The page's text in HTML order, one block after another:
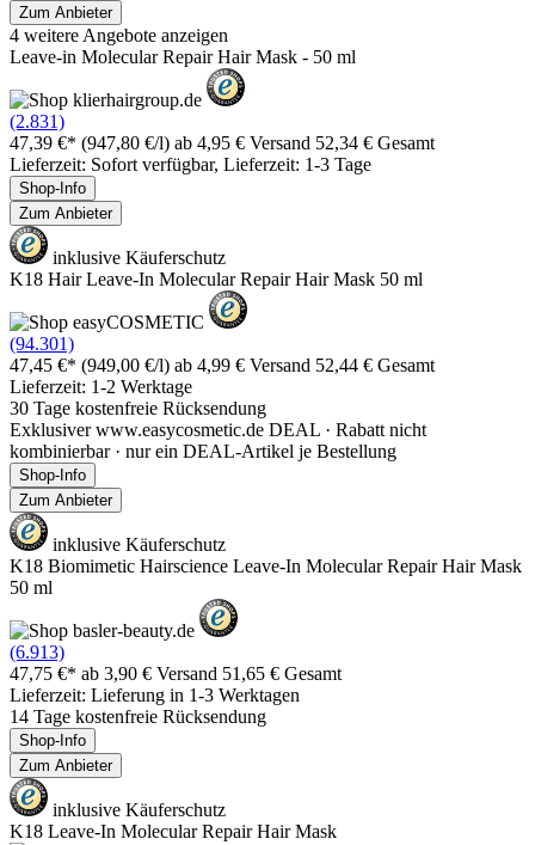
Zum Anbieter
4 weitere Angebote anzeigen
Leave-in Molecular Repair Hair Mask - 50 ml
(2.831)
47,39 €* (947,80 €/l) ab 4,95 € Versand 52,34 € Gesamt
Lieferzeit: Sofort verfügbar, Lieferzeit: 1-3 Tage
Shop-Info
Zum Anbieter
inklusive Käuferschutz
K18 Hair Leave-In Molecular Repair Hair Mask 50 ml
(94.301)
47,45 €* (949,00 €/l) ab 4,99 € Versand 52,44 € Gesamt
Lieferzeit: 1-2 Werktage
30 Tage kostenfreie Rücksendung
Exklusiver www.easycosmetic.de DEAL · Rabatt nicht
kombinierbar · nur ein DEAL-Artikel je Bestellung
Shop-Info
Zum Anbieter
inklusive Käuferschutz
K18 Biomimetic Hairscience Leave-In Molecular Repair Hair Mask
50 ml
(6.913)
47,75 €* ab 3,90 € Versand 51,65 € Gesamt
Lieferzeit: Lieferung in 1-3 Werktagen
14 Tage kostenfreie Rücksendung
Shop-Info
Zum Anbieter
inklusive Käuferschutz
K18 Leave-In Molecular Repair Hair Mask